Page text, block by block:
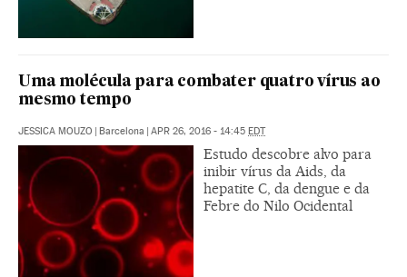
Uma molécula para combater quatro vírus ao
mesmo tempo
JESSICA MOUZO | Barcelona | APR 26, 2016 - 14:45 EDT
Estudo descobre alvo para
inibir vírus da Aids, da
hepatite C, da dengue e da
Febre do Nilo Ocidental